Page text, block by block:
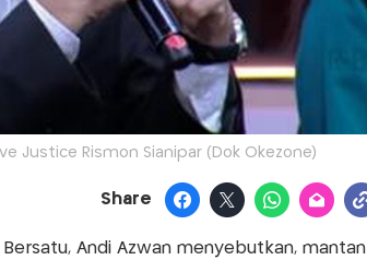
Justice Rismon Sianipar (Dok Okezone)
Share
Andi Azwan menyebutkan, mantan